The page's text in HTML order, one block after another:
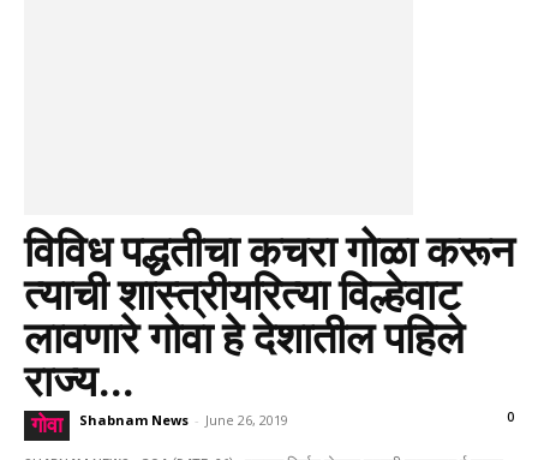
विविध पद्धतीचा कचरा गोळा करून
त्याची शास्त्रीयरित्या विल्हेवाट
लावणारे गोवा हे देशातील पहिले
राज्य...
गोवा Shabnam News - June 26, 2019 0